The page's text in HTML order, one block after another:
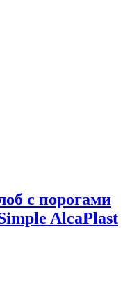
с порогами
AlcaPlast